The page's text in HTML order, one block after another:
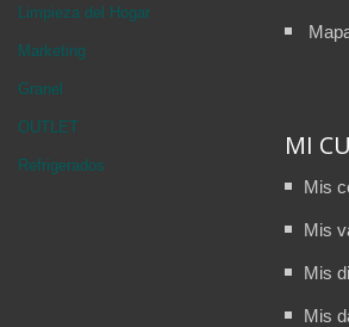
Limpieza del Hogar
Marketing
Granel
OUTLET
Refrigerados
MI
Mis
Mis
Mis
Mis